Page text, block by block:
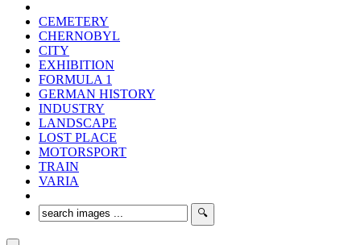
CEMETERY
CHERNOBYL
CITY
EXHIBITION
FORMULA 1
GERMAN HISTORY
INDUSTRY
LANDSCAPE
LOST PLACE
MOTORSPORT
TRAIN
VARIA